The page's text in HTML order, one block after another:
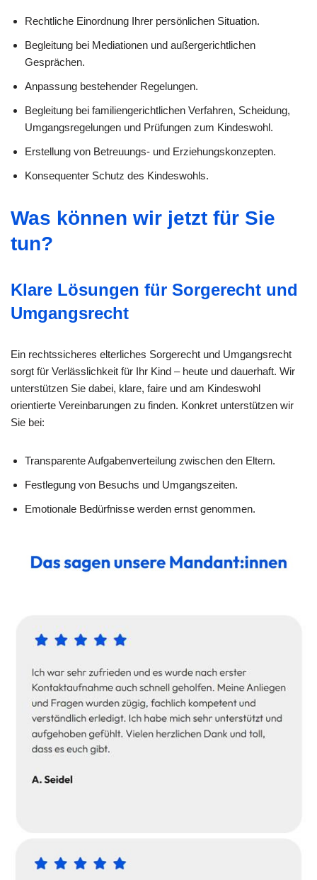
Rechtliche Einordnung Ihrer persönlichen Situation.
Begleitung bei Mediationen und außergerichtlichen
Gesprächen.
Anpassung bestehender Regelungen.
Begleitung bei familiengerichtlichen Verfahren, Scheidung,
Umgangsregelungen und Prüfungen zum Kindeswohl.
Erstellung von Betreuungs- und Erziehungskonzepten.
Konsequenter Schutz des Kindeswohls.
Was können wir jetzt für Sie
tun?
Klare Lösungen für Sorgerecht und
Umgangsrecht
Ein rechtssicheres elterliches Sorgerecht und Umgangsrecht
sorgt für Verlässlichkeit für Ihr Kind – heute und dauerhaft. Wir
unterstützen Sie dabei, klare, faire und am Kindeswohl
orientierte Vereinbarungen zu finden. Konkret unterstützen wir
Sie bei:
Transparente Aufgabenverteilung zwischen den Eltern.
Festlegung von Besuchs und Umgangszeiten.
Emotionale Bedürfnisse werden ernst genommen.